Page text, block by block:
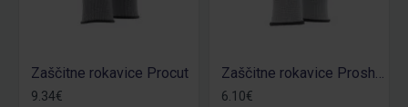
Zaščitne rokavice Procut
9.34€
Zaščitne rokavice Proshield
6.10€